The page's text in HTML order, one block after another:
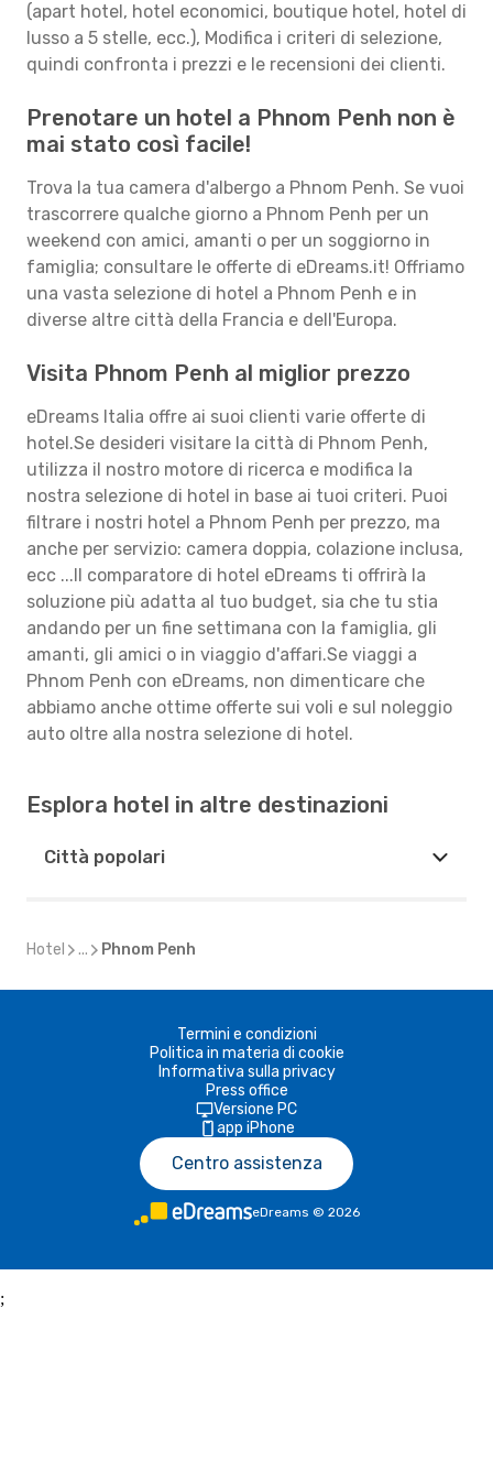
(apart hotel, hotel economici, boutique hotel, hotel di
lusso a 5 stelle, ecc.), Modifica i criteri di selezione,
quindi confronta i prezzi e le recensioni dei clienti.
Prenotare un hotel a Phnom Penh non è
mai stato così facile!
Trova la tua camera d'albergo a Phnom Penh. Se vuoi
trascorrere qualche giorno a Phnom Penh per un
weekend con amici, amanti o per un soggiorno in
famiglia; consultare le offerte di eDreams.it! Offriamo
una vasta selezione di hotel a Phnom Penh e in
diverse altre città della Francia e dell'Europa.
Visita Phnom Penh al miglior prezzo
eDreams Italia offre ai suoi clienti varie offerte di
hotel.Se desideri visitare la città di Phnom Penh,
utilizza il nostro motore di ricerca e modifica la
nostra selezione di hotel in base ai tuoi criteri. Puoi
filtrare i nostri hotel a Phnom Penh per prezzo, ma
anche per servizio: camera doppia, colazione inclusa,
ecc ...Il comparatore di hotel eDreams ti offrirà la
soluzione più adatta al tuo budget, sia che tu stia
andando per un fine settimana con la famiglia, gli
amanti, gli amici o in viaggio d'affari.Se viaggi a
Phnom Penh con eDreams, non dimenticare che
abbiamo anche ottime offerte sui voli e sul noleggio
auto oltre alla nostra selezione di hotel.
Esplora hotel in altre destinazioni
Città popolari
Hotel ... Phnom Penh
Termini e condizioni
Politica in materia di cookie
Informativa sulla privacy
Press office
Versione PC
app iPhone
Centro assistenza
eDreams © 2026
;